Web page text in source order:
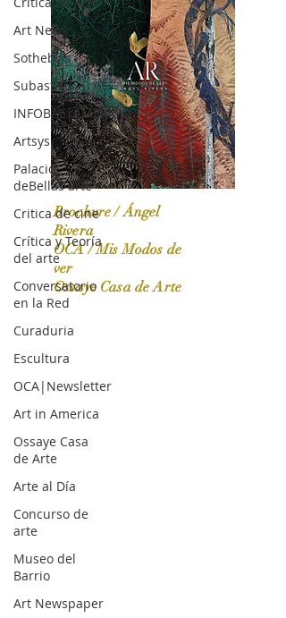
Art News
Sotheby's
Subasta
INFOBAE|AMERICA
Artsys
Palacio
deBellas arte
Critica de cine
Crítica y Teoría
del arte
Conversatorio
en la Red
Curaduria
Escultura
OCA|Newsletter
Art in America
Ossaye Casa
de Arte
Arte al Día
Concurso de
arte
Museo del
Barrio
Art Newspaper
OCA|News 31 / Marzo-Abril / 2024
Brochure / Ángel
Rivera
OCA / Mis Modos de
ver
Ossaye Casa de Arte